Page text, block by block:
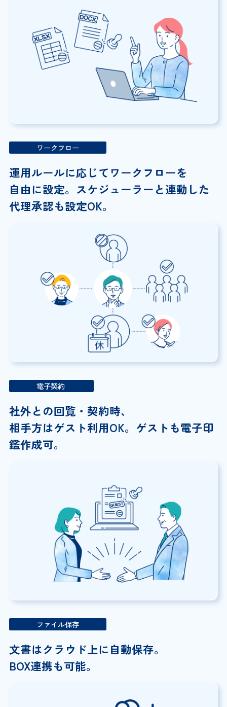
ワークフロー
運用ルールに応じてワークフローを
自由に設定。スケジューラーと連動した
代理承認も設定OK。
電子契約
社外との回覧・契約時、
相手方はゲスト利用OK。 ゲストも電子印
鑑作成可。
ファイル保存
文書はクラウド上に自動保存。
BOX連携も可能。